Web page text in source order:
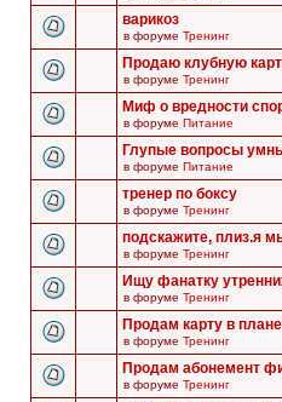
варикоз
в форуме Тренинг
Продаю клубную
в форуме Тренинг
Миф о вредности
в форуме Питание
Глупые вопросы
в форуме Питание
тренер по боксу
в форуме Тренинг
подскажите, плиз.я
в форуме Тренинг
Ищу фанатку
в форуме Тренинг
Продам карту в
в форуме Тренинг
Продам абонемент
в форуме Тренинг